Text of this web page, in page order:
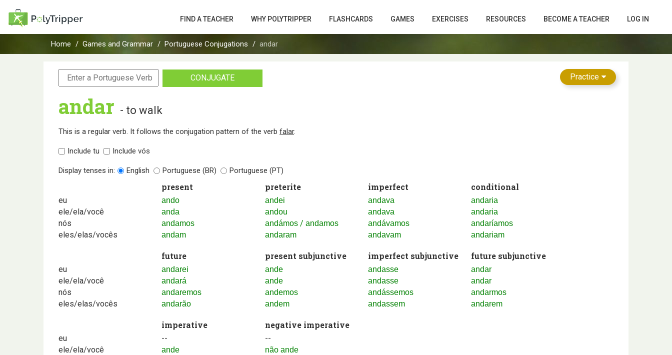
FIND A TEACHER WHY POLYTRIPPER FLASHCARDS GAMES EXERCISES RESOURCES BECOME A TEACHER LOG IN
Home Games and Grammar Portuguese Conjugations andar
Practice
CONJUGATE
andar - to walk
This is a regular verb. It follows the conjugation pattern of the verb falar.
Include tu Include vós
Display tenses in: English Portuguese (BR) Portuguese (PT)
present preterite imperfect conditional
eu ando andei andava andaria
ele/ela/você anda andou andava andaria
nós andamos andámos/ andamos andávamos andaríamos
eles/elas/vocês andam andaram andavam andariam
future present subjunctive imperfect subjunctive future subjunctive
eu andarei ande andasse andar
ele/ela/você andará ande andasse andar
nós andaremos andemos andássemos andarmos
eles/elas/vocês andarão andem andassem andarem
imperative negative imperative
eu --
--
ele/ela/você
ande não ande